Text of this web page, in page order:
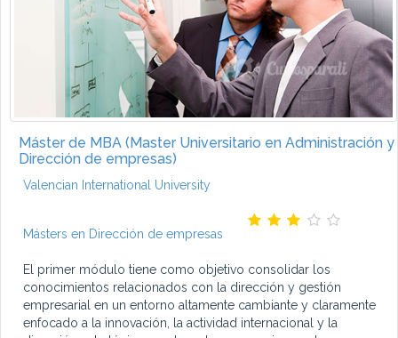
Máster de MBA (Master Universitario en Administración y
Dirección de empresas)
Valencian International University
Másters en Dirección de empresas
El primer módulo tiene como objetivo consolidar los
conocimientos relacionados con la dirección y gestión
empresarial en un entorno altamente cambiante y claramente
enfocado a la innovación, la actividad internacional y la